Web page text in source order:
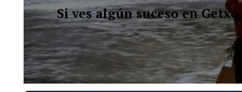
Si ves algún suceso en